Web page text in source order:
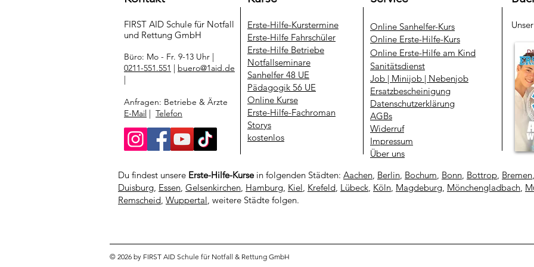
FIRST AID Schule für Notfall
und Rettung​ GmbH
Büro: Mo - Fr. 9-13 Uhr |
0211-551.551 | buero@1aid.de
|
Anfragen: Betriebe & Ärzte
E-Mail | Telefon
Erste-Hilfe-Kurstermine
Erste-Hilfe Fahrschüler
Erste-Hilfe Betriebe
Notfallseminare
Sanhelfer 48 UE
Pädagogik 56 UE
Online Kurse
Erste-Hilfe-Fachroman
Storys
kostenlos
​Online Sanhelfer-Kurs​
Online Erste-Hilfe-Kurs
Online Erste-Hilfe am Kind
Sanitätsdienst
Job | Minijob | Nebenjob
Ersatzbescheinigung
Datenschutzerklärung
AGBs
Widerruf
Impressum
Über uns
© 2026 by FIRST AID Schule für Notfall & Rettung GmbH
Du findest unsere Erste-Hilfe-Kursein folgenden Städten: Aachen, Berlin, Bochum, Bonn, Bottrop, Bremen
Duisburg, Essen, Gelsenkirchen, Hamburg, Kiel, Krefeld, Lübeck, Köln, Magdeburg, Mönchengladbach,
Remscheid, Wuppertal, weitere Städte folgen.